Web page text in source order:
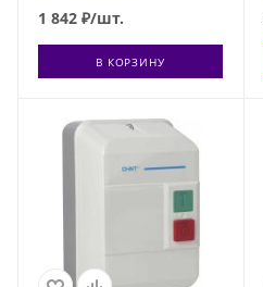
1 842 ₽/шт.
В КОРЗИНУ